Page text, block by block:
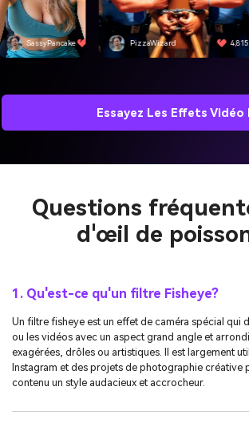
SassyPancake 4,501 PizzaWizard 4,815
Essayez Les Effets Vidéo
Questions
d'œil de
1. Qu'est-ce qu'un filtre Fisheye?
Un filtre fisheye est un effet de caméra spécial qui
ou les vidéos avec un aspect grand angle et
exagérées, drôles ou artistiques. Il est largement
Instagram et des projets de photographie créative
contenu un style audacieux et accrocheur.